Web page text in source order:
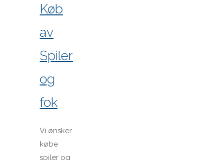
Køb
av
Spiler
og
fok
Vi ønsker
købe
spiler og